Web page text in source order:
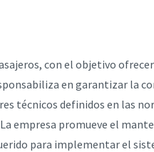
con el objetivo
en garantizar la
técnicos definidos en las
empresa promueve el
para implementar el